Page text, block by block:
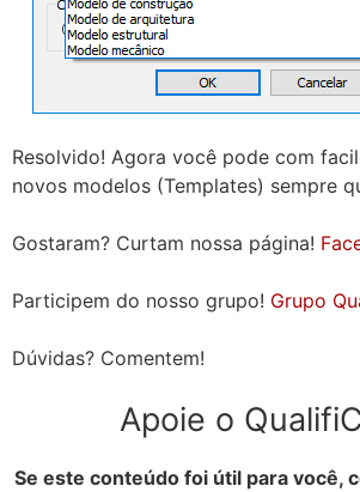
Resolvido! Agora você pode com
novos modelos (Templates) sempre
Gostaram? Curtam nossa página!
Participem do nosso grupo! Grupo
Dúvidas? Comentem!
Apoie o
Se este conteúdo foi útil para você,